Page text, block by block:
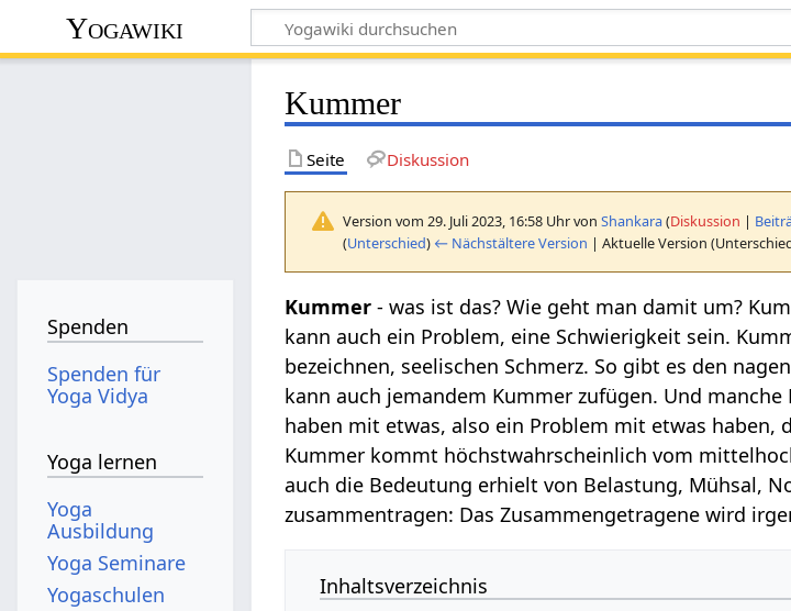
Yogawiki
Kummer
Seite Diskussion
Version vom 29. Juli 2023, 16:58 Uhr vonShankara(Diskussion |
(Unterschied) ← Nächstältere Version | Aktuelle Version
Kummer - was ist das? Wie geht man damit um?
kann auch ein Problem, eine Schwierigkeit sein.
bezeichnen, seelischen Schmerz. So gibt es den
kann auch jemandem Kummer zufügen. Und
haben mit etwas, also ein Problem mit etwas haben,
Kummer kommt höchstwahrscheinlich vom
auch die Bedeutung erhielt von Belastung, Mühsal,
zusammentragen: Das Zusammengetragene wird
Inhaltsverzeichnis
Spenden
Spenden für
Yoga Vidya
Yoga lernen
Yoga
Ausbildung
Yoga Seminare
Yogaschulen